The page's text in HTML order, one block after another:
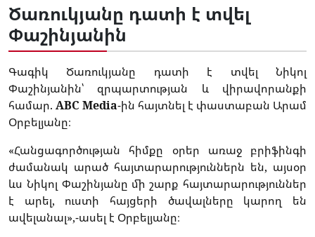
Ծառուկյանը դատի է տվել
Փաշինյանին
Գագիկ Ծառուկյանը դատի է տվել Նիկոլ
Փաշինյանին՝ զրպարտության և վիրավորանքի
համար. ABC Media-ին հայտնել է փաստաբան Արամ
Օրբելյանը։
«Հանցագործության հիմքը օրեր առաջ բրիֆինգի
ժամանակ արած հայտարարություններն են, այսօր
ևս Նիկոլ Փաշինյանը մի շարք հայտարարություններ
է արել, ուստի հայցերի ծավալները կարող են
ավելանալ»,-ասել է Օրբելյանը։